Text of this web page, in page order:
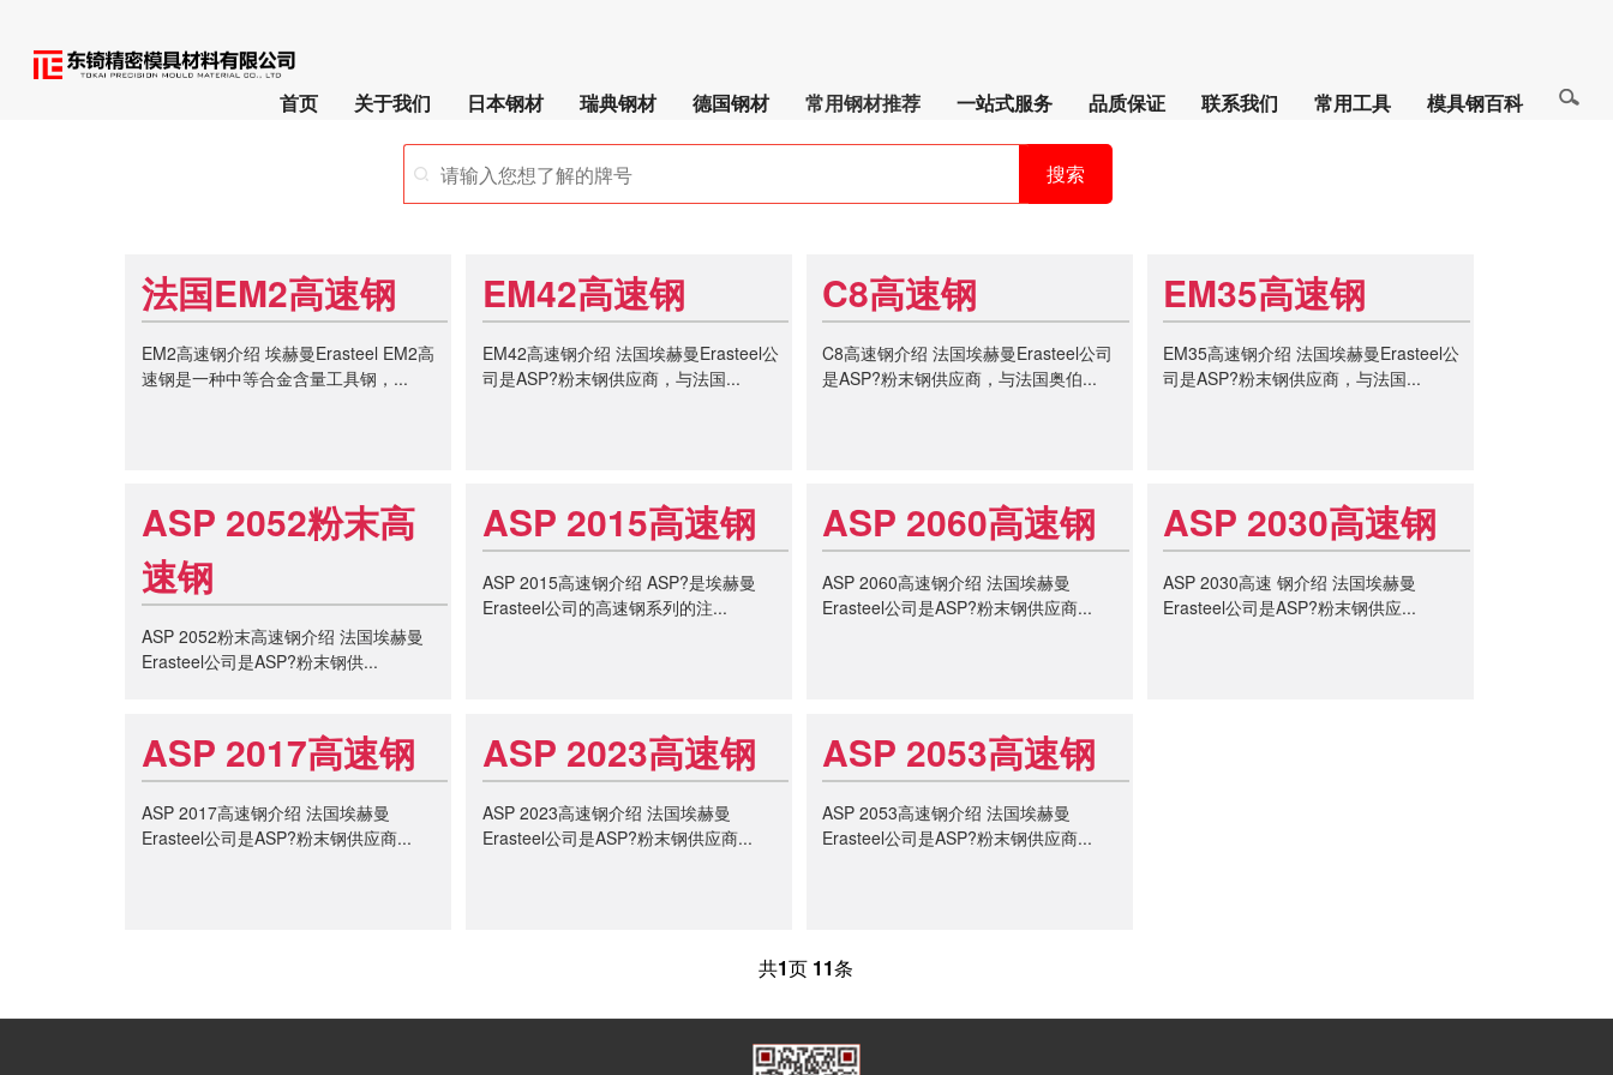
首页 关于我们 日本钢材 瑞典钢材 德国钢材 常用钢材推荐 一站式服务 品质保证 联系我们 常用工具 模具钢百科
搜索
法国EM2高速钢
EM2高速钢介绍 埃赫曼Erasteel EM2高
速钢是一种中等合金含量工具钢，...
EM42高速钢
EM42高速钢介绍 法国埃赫曼Erasteel公
司是ASP?粉末钢供应商，与法国...
C8高速钢
C8高速钢介绍 法国埃赫曼Erasteel公司
是ASP?粉末钢供应商，与法国奥伯...
EM35高速钢
EM35高速钢介绍 法国埃赫曼Erasteel公
司是ASP?粉末钢供应商，与法国...
ASP 2052粉末高
速钢
ASP 2052粉末高速钢介绍 法国埃赫曼
Erasteel公司是ASP?粉末钢供...
ASP 2015高速钢
ASP 2015高速钢介绍 ASP?是埃赫曼
Erasteel公司的高速钢系列的注...
ASP 2060高速钢
ASP 2060高速钢介绍 法国埃赫曼
Erasteel公司是ASP?粉末钢供应商...
ASP 2030高速钢
ASP 2030高速 钢介绍 法国埃赫曼
Erasteel公司是ASP?粉末钢供应...
ASP 2017高速钢
ASP 2017高速钢介绍 法国埃赫曼
Erasteel公司是ASP?粉末钢供应商...
ASP 2023高速钢
ASP 2023高速钢介绍 法国埃赫曼
Erasteel公司是ASP?粉末钢供应商...
ASP 2053高速钢
ASP 2053高速钢介绍 法国埃赫曼
Erasteel公司是ASP?粉末钢供应商...
共1页 11条